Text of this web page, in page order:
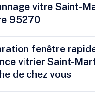
vitre Saint-
95270
fenêtre
vitrier Saint-
de chez vous